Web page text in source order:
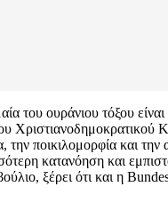
ουράνιου τόξου είναι
την ποικιλομορφία και
κατανόηση και
ξέρει ότι και η